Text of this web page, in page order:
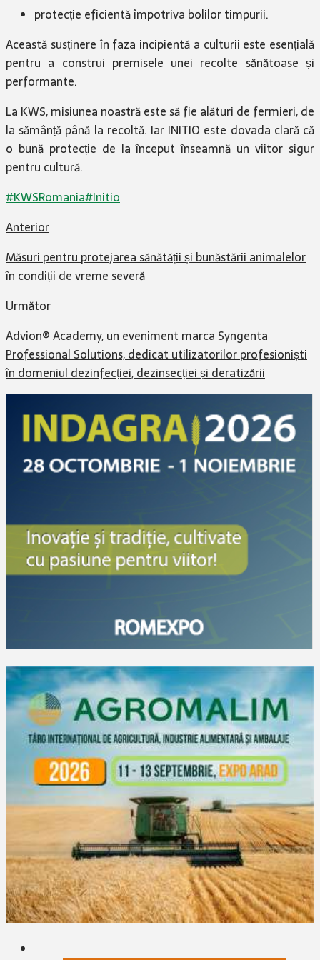
protecție eficientă împotriva bolilor timpurii.
Această susținere în faza incipientă a culturii este esențială
pentru a construi premisele unei recolte sănătoase și
performante.
La KWS, misiunea noastră este să fie alături de fermieri, de
la sămânță până la recoltă. Iar INITIO este dovada clară că
o bună protecție de la început înseamnă un viitor sigur
pentru cultură.
#KWSRomania#Initio
Anterior
Măsuri pentru protejarea sănătății și bunăstării animalelor
în condiții de vreme severă
Următor
Advion® Academy, un eveniment marca Syngenta
Professional Solutions, dedicat utilizatorilor profesioniști
în domeniul dezinfecției, dezinsecției și deratizării